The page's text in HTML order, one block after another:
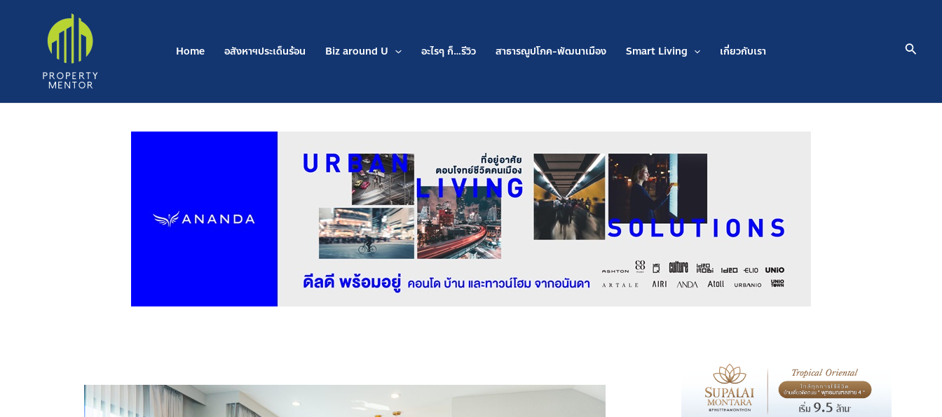
Home อสังหาฯประเด็นร้อน Biz around U อะไรๆ ก็…รีวิว สาธารณูปโภค-พัฒนาเมือง Smart Living เกี่ยวกับเรา
navigation